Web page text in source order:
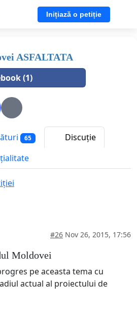
Inițiază o petiție
ASFALTATA
(1)
65
Discuție
#26 Nov 26, 2015, 17:56
Moldovei
pe aceasta tema cu
actual al proiectului de